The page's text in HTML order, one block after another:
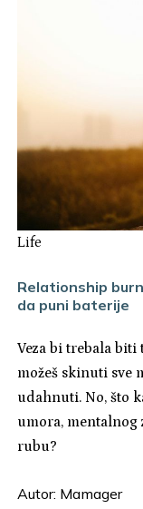
Life
Relationship
da puni baterije
Veza bi trebala
možeš skinuti sve
udahnuti. No, što
umora, mentalnog
rubu?
Autor: Mamager